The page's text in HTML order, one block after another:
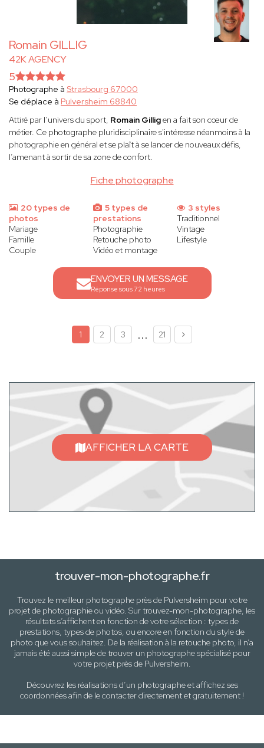
Romain GILLIG
42K AGENCY
Fiche photographe
5
Photographe à Strasbourg 67000
Se déplace à Pulversheim 68840
Attiré par l’univers du sport, Romain Gilligen a fait son cœur de
métier. Ce photographe pluridisciplinaire s'intéresse néanmoins à la
photographie en général et se plaît à se lancer de nouveaux défis,
l’amenant à sortir de sa zone de confort.
20 types de
photos
Mariage
Famille
Couple
5 types de
prestations
Photographie
Retouche photo
Vidéo et montage
3 styles
Traditionnel
Vintage
Lifestyle
ENVOYER UN MESSAGE
Réponse sous 72 heures
1 2 3 ... 21
AFFICHER LA CARTE
trouver-mon-photographe.fr
Trouvez le meilleur photographe près de Pulversheim pour votre
projet de photographie ou vidéo. Sur trouvez-mon-photographe, les
résultats s’affichent en fonction de votre sélection : types de
prestations, types de photos, ou encore en fonction du stylede
photo que vous souhaitez. De la réalisation à la retouche photo, il n’a
jamais été aussi simple de trouver un photographe spécialisé pour
votre projet près de Pulversheim.
Découvrez les réalisations d’un photographe et affichez ses
coordonnées afin de le contacter directement et gratuitement !